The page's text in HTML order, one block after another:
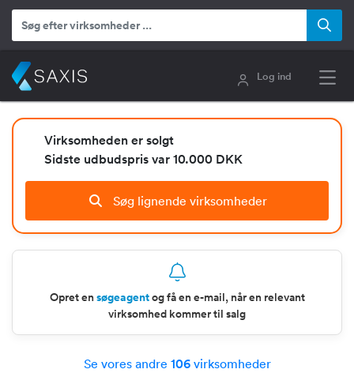
Log ind
Virksomheden er solgt
Sidste udbudspris var 10.000 DKK
Søg lignende virksomheder
Opret en søgeagentog få en e-mail, når en relevant
virksomhed kommer til salg
Se vores andre 106virksomheder